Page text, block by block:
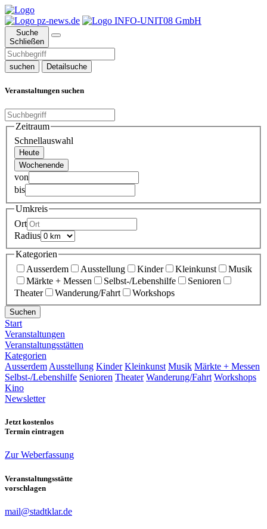
Suche
Schließen
suchen Detailsuche
Veranstaltungen suchen
Zeitraum
Schnellauswahl
Heute
Wochenende
von
bis
Umkreis
Ort
Radius
Kategorien
Ausserdem
Ausstellung Kinder Kleinkunst
Musik
Märkte + Messen
Selbst-/Lebenshilfe
Senioren
Theater
Wanderung/Fahrt Workshops
Suchen
Start
Veranstaltungen
Veranstaltungsstätten
Kategorien
Ausserdem Ausstellung Kinder Kleinkunst Musik Märkte + Messen
Selbst-/Lebenshilfe Senioren Theater Wanderung/Fahrt Workshops
Kino
Newsletter
Jetzt kostenlos
Termin eintragen
Zur Weberfassung
Veranstaltungsstätte
vorschlagen
mail@stadtklar.de